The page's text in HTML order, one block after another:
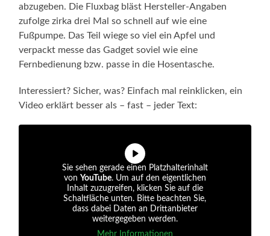
abzugeben. Die Fluxbag bläst Hersteller-Angaben
zufolge zirka drei Mal so schnell auf wie eine
Fußpumpe. Das Teil wiege so viel ein Apfel und
verpackt messe das Gadget soviel wie eine
Fernbedienung bzw. passe in die Hosentasche.
Interessiert? Sicher, was? Einfach mal reinklicken, ein
Video erklärt besser als – fast – jeder Text:
Sie sehen gerade einen Platzhalterinhalt
von YouTube. Um auf den eigentlichen
Inhalt zuzugreifen, klicken Sie auf die
Schaltfläche unten. Bitte beachten Sie,
dass dabei Daten an Drittanbieter
weitergegeben werden.